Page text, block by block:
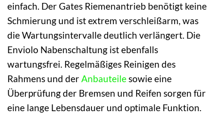
einfach. Der Gates Riemenantrieb benötigt keine
Schmierung und ist extrem verschleißarm, was
die Wartungsintervalle deutlich verlängert. Die
Enviolo Nabenschaltung ist ebenfalls
wartungsfrei. Regelmäßiges Reinigen des
Rahmens und derAnbauteilesowie eine
Überprüfung der Bremsen und Reifen sorgen für
eine lange Lebensdauer und optimale Funktion.